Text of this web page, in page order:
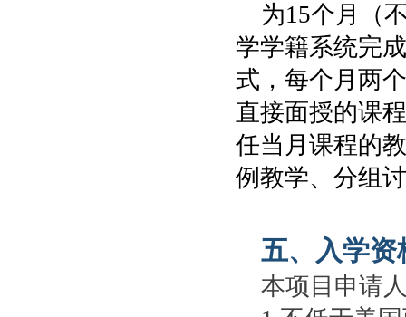
为15个月（
学学籍系统完
式，每个月两
直接面授的课
任当月课程的
例教学、分组
五、入学资
本项目申请